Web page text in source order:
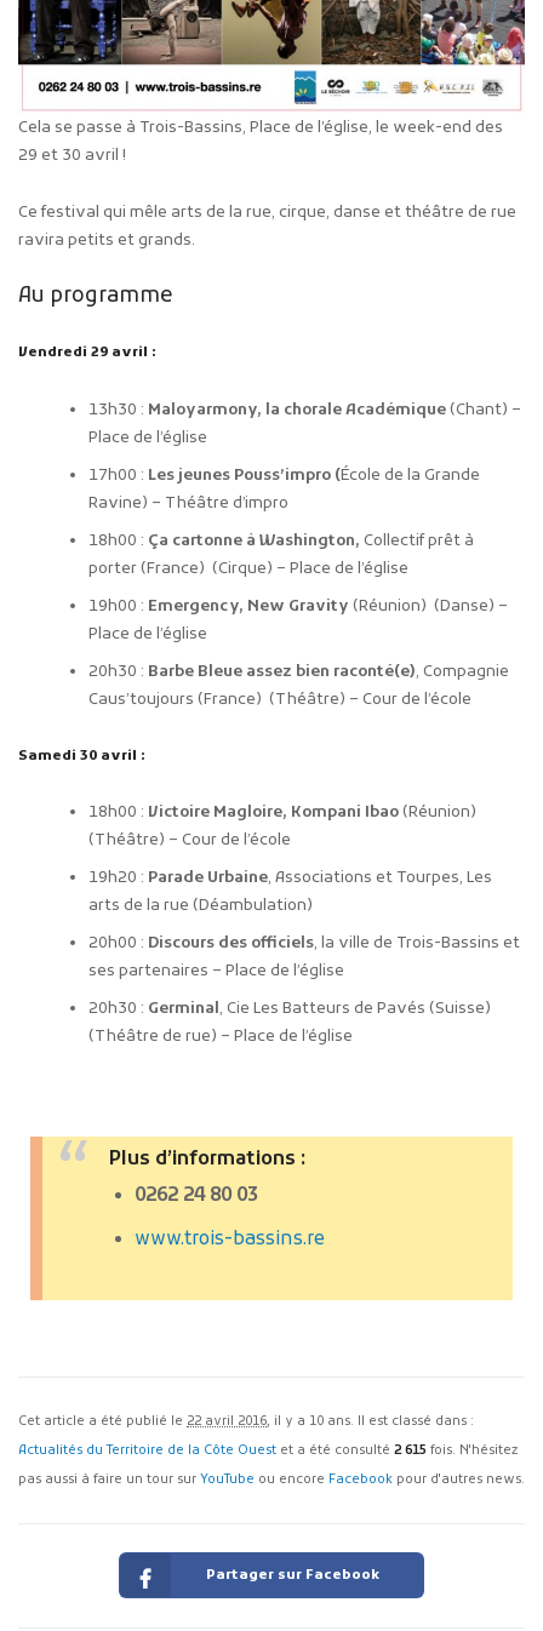
Cela se passe à Trois-Bassins, Place de l’église, le week-end des
29 et 30 avril !
Ce festival qui mêle arts de la rue, cirque, danse et théâtre de rue
ravira petits et grands.
Au programme
Vendredi 29 avril :
13h30 : Maloyarmony, la chorale Académique(Chant) –
Place de l’église
17h00 : Les jeunes Pouss’impro (École de la Grande
Ravine) – Théâtre d’impro
18h00 : Ça cartonne à Washington, Collectif prêt à
porter (France) (Cirque) – Place de l’église
19h00 : Emergency, New Gravity (Réunion) (Danse) –
Place de l’église
20h30 : Barbe Bleue assez bien raconté(e), Compagnie
Caus’toujours (France) (Théâtre) – Cour de l’école
Samedi 30 avril :
18h00 : Victoire Magloire, Kompani Ibao(Réunion)
(Théâtre) – Cour de l’école
19h20 : Parade Urbaine, Associations et Tourpes, Les
arts de la rue (Déambulation)
20h00 : Discours des officiels, la ville de Trois-Bassins et
ses partenaires – Place de l’église
20h30 : Germinal, Cie Les Batteurs de Pavés (Suisse)
(Théâtre de rue) – Place de l’église
Plus d’informations :
0262 24 80 03
www.trois-bassins.re
Cet article a été publié le 22 avril 2016, il y a 10 ans. Il est classé dans :
Actualités du Territoire de la Côte Ouest et a été consulté 2 615 fois. N'hésitez
pas aussi à faire un tour sur YouTube ou encore Facebook pour d'autres news.
Partager sur Facebook